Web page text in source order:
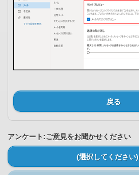
戻る
アンケート:ご意見をお聞かせください
(選択してください)